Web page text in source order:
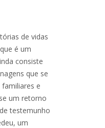
de vidas
é um
consiste
que se
e
um retorno
testemunho
um